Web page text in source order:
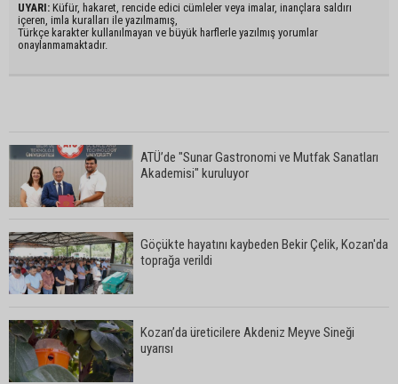
UYARI: Küfür, hakaret, rencide edici cümleler veya imalar, inançlara saldırı
içeren, imla kuralları ile yazılmamış,
Türkçe karakter kullanılmayan ve büyük harflerle yazılmış yorumlar
onaylanmamaktadır.
ATÜ’de "Sunar Gastronomi ve Mutfak Sanatları
Akademisi" kuruluyor
Göçükte hayatını kaybeden Bekir Çelik, Kozan'da
toprağa verildi
Kozan’da üreticilere Akdeniz Meyve Sineği
uyarısı